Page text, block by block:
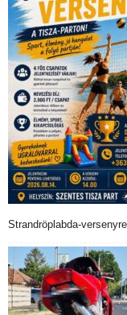
Strandröplabda-